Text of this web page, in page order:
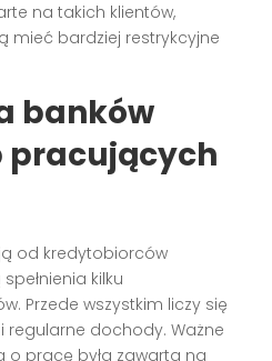
na takich klientów,
mieć bardziej restrykcyjne
banków
pracujących
od kredytobiorców
kilku
Przede wszystkim liczy się
dochody. Ważne
o pracę była zawarta na